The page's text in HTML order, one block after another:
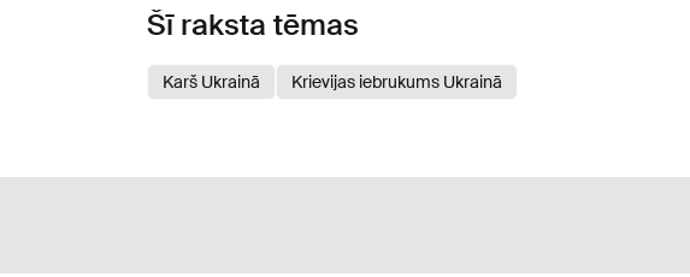
Šī raksta tēmas
Karš Ukrainā Krievijas iebrukums Ukrainā